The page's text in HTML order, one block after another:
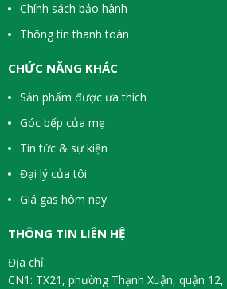
Chính sách bảo hành
Thông tin thanh toán
CHỨC NĂNG KHÁC
Sản phẩm được ưa thích
Góc bếp của mẹ
Tin tức & sự kiện
Đại lý của tôi
Giá gas hôm nay
THÔNG TIN LIÊN HỆ
Địa chỉ:
CN1: TX21, phường Thạnh Xuận, quận